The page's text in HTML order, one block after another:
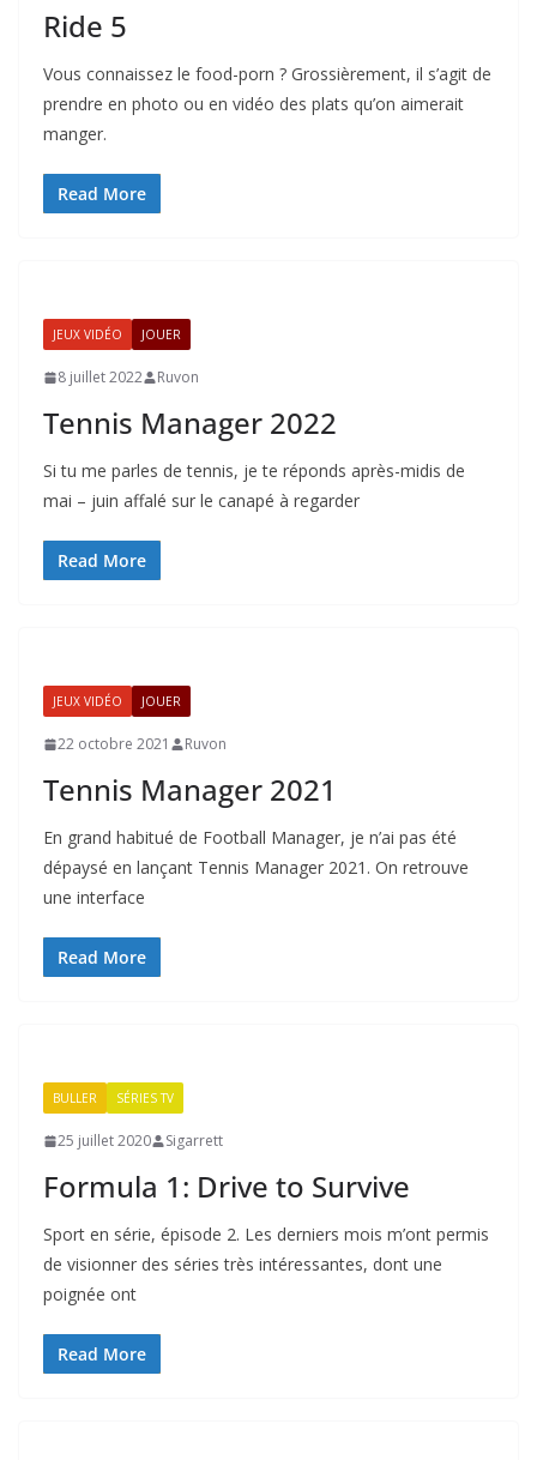
Ride 5
Vous connaissez le food-porn ? Grossièrement, il s’agit de
prendre en photo ou en vidéo des plats qu’on aimerait
manger.
Read More
JEUX VIDÉO JOUER
8 juillet 2022 Ruvon
Tennis Manager 2022
Si tu me parles de tennis, je te réponds après-midis de
mai – juin affalé sur le canapé à regarder
Read More
JEUX VIDÉO JOUER
22 octobre 2021 Ruvon
Tennis Manager 2021
En grand habitué de Football Manager, je n’ai pas été
dépaysé en lançant Tennis Manager 2021. On retrouve
une interface
Read More
BULLER SÉRIES TV
25 juillet 2020 Sigarrett
Formula 1: Drive to Survive
Sport en série, épisode 2. Les derniers mois m’ont permis
de visionner des séries très intéressantes, dont une
poignée ont
Read More